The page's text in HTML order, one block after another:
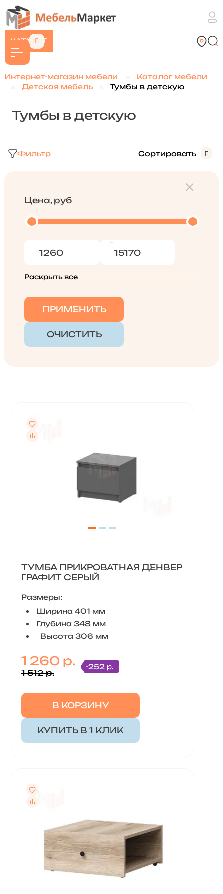
КАТАЛОГ
Интернет-магазин мебели
Каталог мебели
Детская мебель
Тумбы в детскую
Тумбы в детскую
Фильтр Сортировать
Цена, руб
Раскрыть все
ПРИМЕНИТЬ
ОЧИСТИТЬ
ТУМБА ПРИКРОВАТНАЯ ДЕНВЕР
ГРАФИТ СЕРЫЙ
Размеры:
Ширина 401 мм
Глубина 348 мм
Высота 306 мм
1 260 р.
1 512 р.
-252 р.
В КОРЗИНУ
КУПИТЬ В 1 КЛИК